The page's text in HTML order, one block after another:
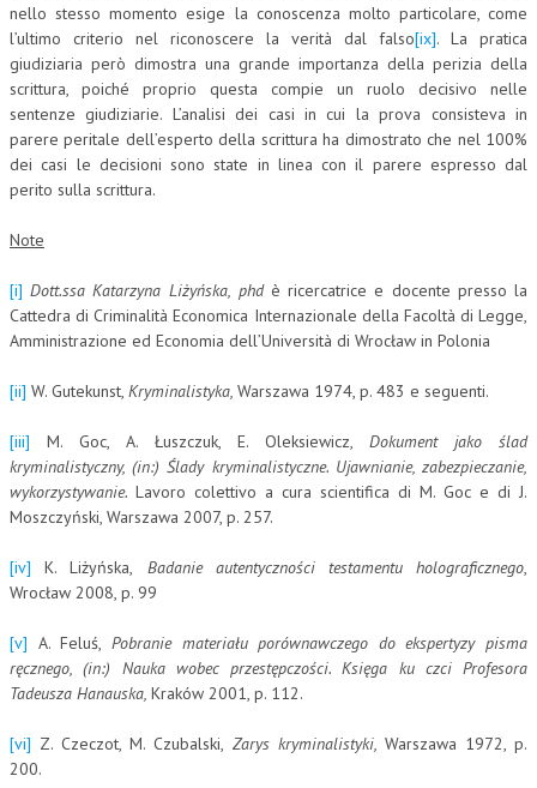
nello stesso momento esige la conoscenza molto particolare, come
l’ultimo criterio nel riconoscere la verità dal falso[ix]. La pratica
giudiziaria però dimostra una grande importanza della perizia della
scrittura, poiché proprio questa compie un ruolo decisivo nelle
sentenze giudiziarie. L’analisi dei casi in cui la prova consisteva in
parere peritale dell’esperto della scrittura ha dimostrato che nel 100%
dei casi le decisioni sono state in linea con il parere espresso dal
perito sulla scrittura.
Note
[i] Dott.ssa Katarzyna Liżyńska, phdè ricercatrice e docente presso la
Cattedra di Criminalità Economica Internazionale della Facoltà di Legge,
Amministrazione ed Economia dell’Università di Wrocław in Polonia
[ii] W. Gutekunst, Kryminalistyka, Warszawa 1974, p. 483 e seguenti.
[iii] M. Goc, A. Łuszczuk, E. Oleksiewicz, Dokument jako ślad
kryminalistyczny, (in:) Ślady kryminalistyczne. Ujawnianie, zabezpieczanie,
wykorzystywanie. Lavoro colettivo a cura scientifica di M. Goc e di J.
Moszczyński, Warszawa 2007, p. 257.
[iv] K. Liżyńska, Badanie autentyczności testamentu holograficznego,
Wrocław 2008, p. 99
[v] A. Feluś, Pobranie materiału porównawczego do ekspertyzy pisma
ręcznego, (in:) Nauka wobec przestępczości. Księga ku czci Profesora
Tadeusza Hanauska, Kraków 2001, p. 112.
[vi] Z. Czeczot, M. Czubalski, Zarys kryminalistyki, Warszawa 1972, p.
200.